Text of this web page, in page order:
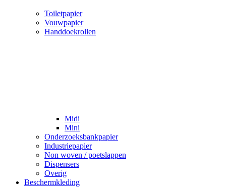
Toiletpapier
Vouwpapier
Handdoekrollen
Midi
Mini
Onderzoeksbankpapier
Industriepapier
Non woven / poetslappen
Dispensers
Overig
Beschermkleding